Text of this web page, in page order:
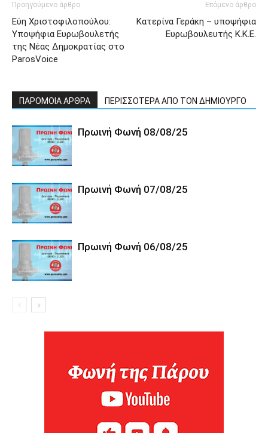
Προηγούμενο άρθρο
Εύη Χριστοφιλοπούλου:
Υποψήφια Ευρωβουλετής
της Νέας Δημοκρατίας στο
ParosVoice
Επόμενο άρθρο
Κατερίνα Γεράκη – υποψήφια
Ευρωβουλευτής Κ.Κ.Ε.
ΠΑΡΟΜΟΙΑ ΑΡΘΡΑ ΠΕΡΙΣΣΟΤΕΡΑ ΑΠΟ ΤΟΝ ΔΗΜΙΟΥΡΓΟ
Πρωινή Φωνή 08/08/25
Πρωινή Φωνή 07/08/25
Πρωινή Φωνή 06/08/25